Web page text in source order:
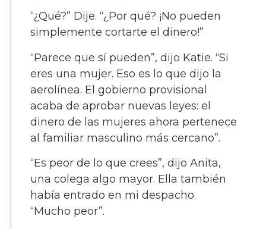
“¿Qué?” Dije. “¿Por qué? ¡No pueden
simplemente cortarte el dinero!”
“Parece que sí pueden”, dijo Katie. “Si
eres una mujer. Eso es lo que dijo la
aerolínea. El gobierno provisional
acaba de aprobar nuevas leyes: el
dinero de las mujeres ahora pertenece
al familiar masculino más cercano”.
“Es peor de lo que crees”, dijo Anita,
una colega algo mayor. Ella también
había entrado en mi despacho.
“Mucho peor”.